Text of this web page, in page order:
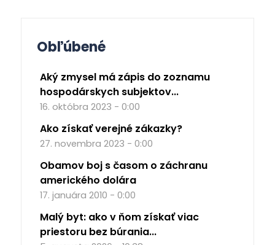
Obľúbené
Aký zmysel má zápis do zoznamu
hospodárskych subjektov...
16. októbra 2023 - 0:00
Ako získať verejné zákazky?
27. novembra 2023 - 0:00
Obamov boj s časom o záchranu
amerického dolára
17. januára 2010 - 0:00
Malý byt: ako v ňom získať viac
priestoru bez búrania...